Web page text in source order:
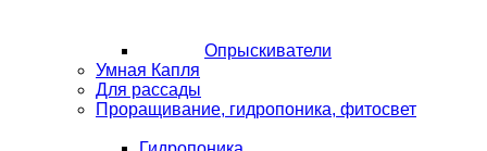
Опрыскиватели
Умная Капля
Для рассады
Проращивание, гидропоника, фитосвет